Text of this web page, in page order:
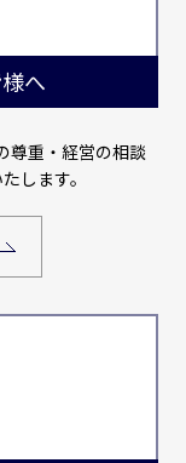
へ
尊重・経営の相談
します。